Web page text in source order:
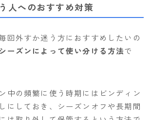
人へのおすすめ対策
回外すか迷う方におすすめしたいの
ーズンによって使い分ける方法で
中の頻繁に使う時期にはビンディン
にしておき、シーズンオフや長期間